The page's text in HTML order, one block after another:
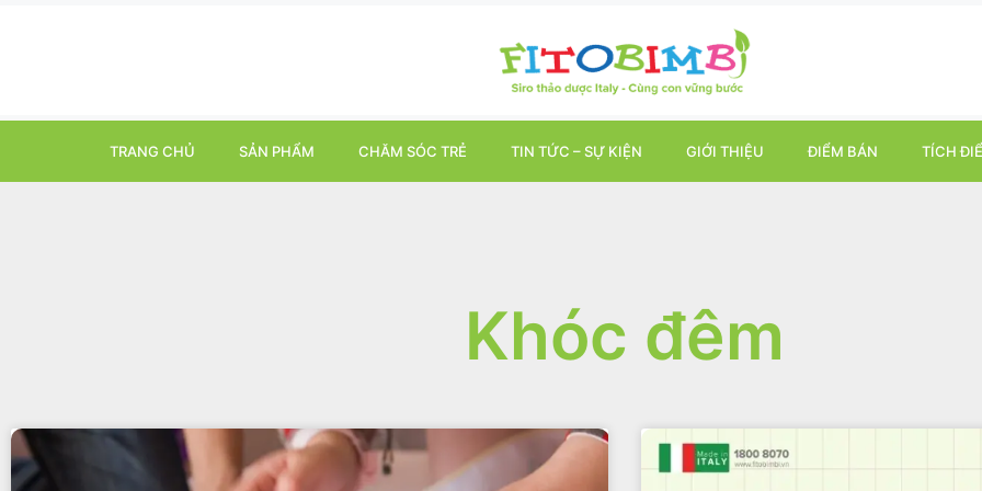
TRANG CHỦ SẢN PHẨM CHĂM SÓC TRẺ TIN TỨC – SỰ KIỆN GIỚI THIỆU ĐIỂM BÁN TÍCH
Khóc đêm